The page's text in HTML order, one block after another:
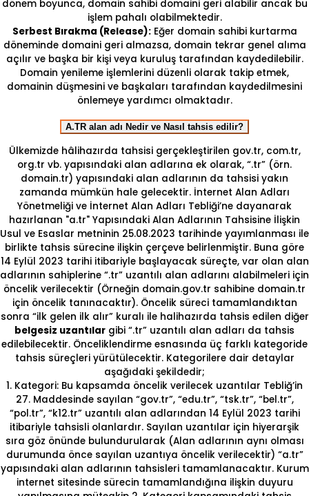
dönem boyunca, domain sahibi domaini geri alabilir ancak bu
işlem pahalı olabilmektedir.
Serbest Bırakma (Release):Eğer domain sahibi kurtarma
döneminde domaini geri almazsa, domain tekrar genel alıma
açılır ve başka bir kişi veya kuruluş tarafından kaydedilebilir.
Domain yenileme işlemlerini düzenli olarak takip etmek,
domainin düşmesini ve başkaları tarafından kaydedilmesini
önlemeye yardımcı olmaktadır.
A.TR alan adı Nedir ve Nasıl tahsis edilir?
Ülkemizde hâlihazırda tahsisi gerçekleştirilen gov.tr, com.tr,
org.tr vb. yapısındaki alan adlarına ek olarak, “.tr” (örn.
domain.tr) yapısındaki alan adlarının da tahsisi yakın
zamanda mümkün hale gelecektir. İnternet Alan Adları
Yönetmeliği ve İnternet Alan Adları Tebliği’ne dayanarak
hazırlanan "a.tr" Yapısındaki Alan Adlarının Tahsisine İlişkin
Usul ve Esaslar metninin 25.08.2023 tarihinde yayımlanması ile
birlikte tahsis sürecine ilişkin çerçeve belirlenmiştir. Buna göre
14 Eylül 2023 tarihi itibariyle başlayacak süreçte, var olan alan
adlarının sahiplerine “.tr” uzantılı alan adlarını alabilmeleri için
öncelik verilecektir (Örneğin domain.gov.tr sahibine domain.tr
için öncelik tanınacaktır). Öncelik süreci tamamlandıktan
sonra “ilk gelen ilk alır” kuralı ile halihazırda tahsis edilen diğer
belgesiz uzantılar gibi “.tr” uzantılı alan adları da tahsis
edilebilecektir. Önceliklendirme esnasında üç farklı kategoride
tahsis süreçleri yürütülecektir. Kategorilere dair detaylar
aşağıdaki şekildedir;
1. Kategori: Bu kapsamda öncelik verilecek uzantılar Tebliğ’in
27. Maddesinde sayılan “gov.tr”, “edu.tr”, “tsk.tr”, “bel.tr”,
“pol.tr”, “k12.tr” uzantılı alan adlarından 14 Eylül 2023 tarihi
itibariyle tahsisli olanlardır. Sayılan uzantılar için hiyerarşik
sıra göz önünde bulundurularak (Alan adlarının aynı olması
durumunda önce sayılan uzantıya öncelik verilecektir) “a.tr”
yapısındaki alan adlarının tahsisleri tamamlanacaktır. Kurum
internet sitesinde sürecin tamamlandığına ilişkin duyuru